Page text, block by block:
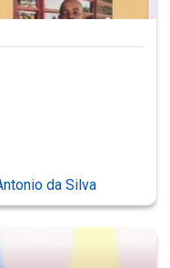
da Silva